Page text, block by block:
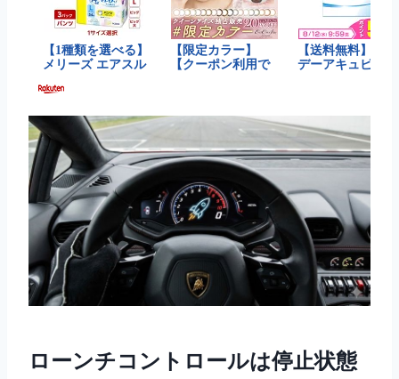
ローンチコントロールは停止状態